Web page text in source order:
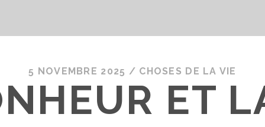
5 NOVEMBRE 2025 / CHOSES DE LA VIE
ET